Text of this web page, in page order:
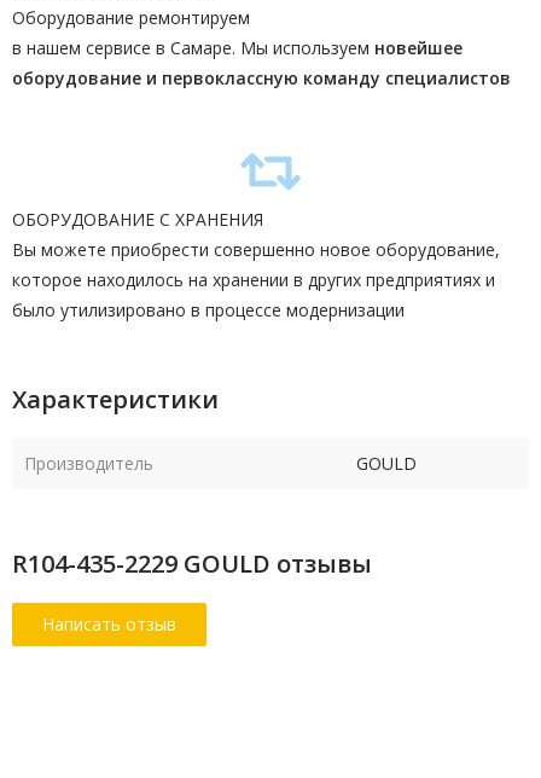
Оборудование ремонтируем
в нашем сервисе в Самаре. Мы используем новейшее
оборудование и первоклассную команду специалистов
ОБОРУДОВАНИЕ С ХРАНЕНИЯ
Вы можете приобрести совершенно новое оборудование,
которое находилось на хранении в других предприятиях и
было утилизировано в процессе модернизации
Характеристики
Производитель GOULD
R104-435-2229 GOULD отзывы